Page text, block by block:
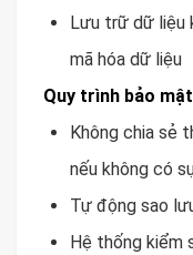
Lưu trữ dữ liệu
mã hóa dữ liệu
Quy trình bảo
Không chia sẻ
nếu không có
Tự động sao
Hệ thống